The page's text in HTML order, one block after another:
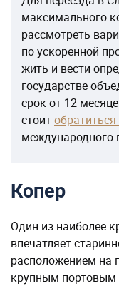
максимального
рассмотреть
по ускоренной
жить и вести
государстве
срок от 12
стоит
международного
Копер
Один из наиболее
впечатляет
расположением на
крупным портовым